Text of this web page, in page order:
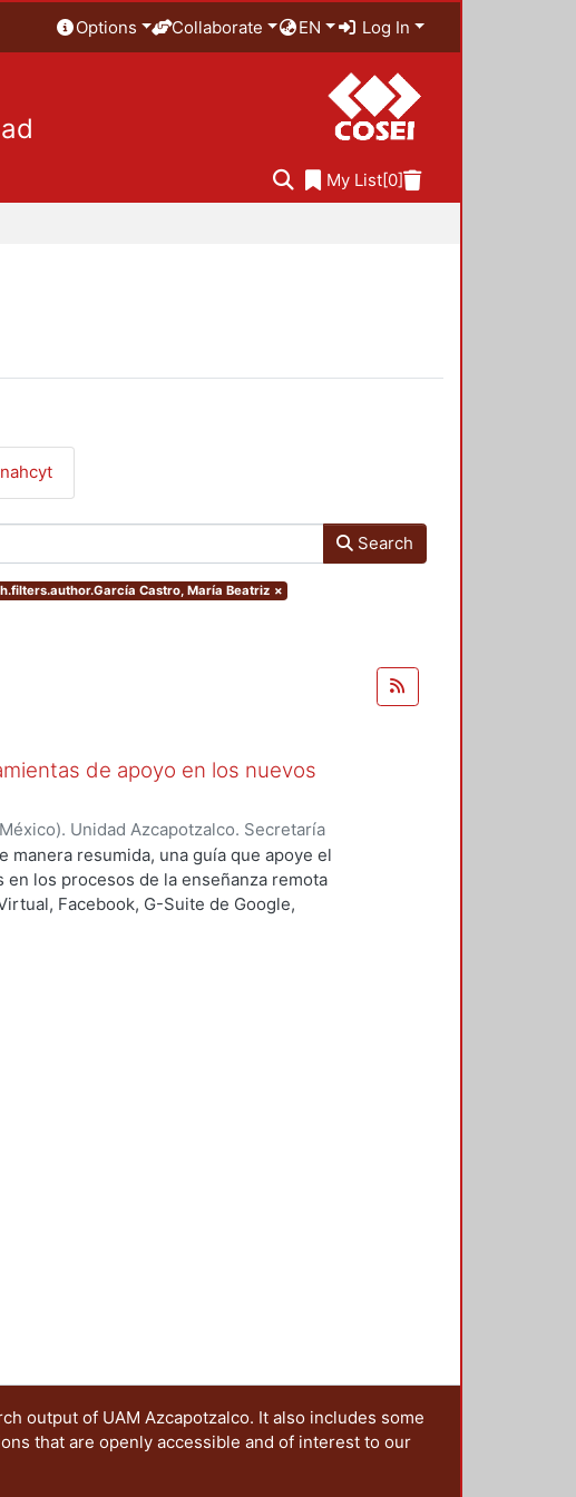
Options Collaborate EN Log In
My List[0]
Search
Castro, María Beatriz ×
de apoyo en los nuevos
Unidad Azcapotzalco. Secretaría
;Orozco García, Paola Yatzel;Puga
Mercedes Isabel;Alvarado Hernández,
manera resumida, una guía que apoye el
los procesos de la enseñanza remota
Facebook, G-Suite de Google,
output of UAM Azcapotzalco. It also includes some
that are openly accessible and of interest to our